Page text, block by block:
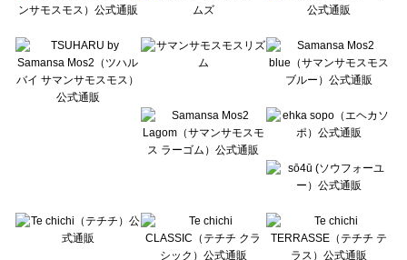
Te chichi CLASSIC（テチチ クラシック）のボトムス一覧
Lugnoncure（ルノンキュール）のボトムス一覧
BETTY'S BLUE（べティーズブルー）のボトムス一覧
Wpc.（ワールドパーティー）のボトムス一覧